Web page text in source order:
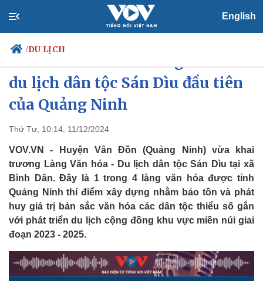
English
/DU LỊCH
Chính trị
Đảng
Quốc hội
Nhận diện sự thật
Giáo dục
Dấu ấn VOV
Việc làm
Biển đảo
du lịch dân tộc Sán Dìu đầu tiên
của Quảng Ninh
Thứ Tư, 10:14, 11/12/2024
VOV.VN - Huyện Vân Đồn (Quảng Ninh) vừa khai
trương Làng Văn hóa - Du lịch dân tộc Sán Dìu tại xã
Bình Dân. Đây là 1 trong 4 làng văn hóa được tỉnh
Quảng Ninh thí điểm xây dựng nhằm bảo tồn và phát
huy giá trị bản sắc văn hóa các dân tộc thiểu số gắn
với phát triển du lịch cộng đồng khu vực miền núi giai
đoạn 2023 - 2025.